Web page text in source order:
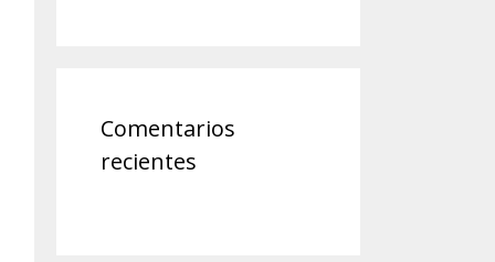
Comentarios
recientes